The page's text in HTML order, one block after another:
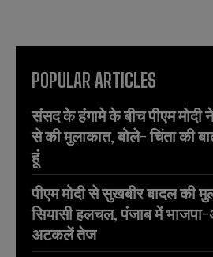
POPULAR ARTICLES
संसद के हंगामे के बीच पीएम मोदी
से की मुलाकात, बोले- चिंता की
हूं
पीएम मोदी से सुखबीर बादल की
सियासी हलचल, पंजाब में
अटकलें तेज